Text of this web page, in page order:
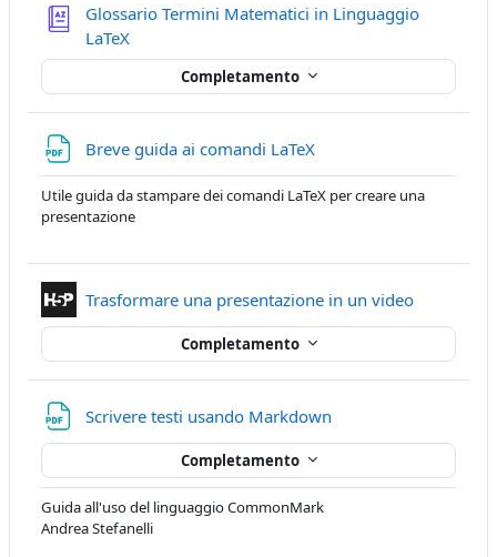
Glossario Termini Matematici in Linguaggio
LaTeX
Completamento
Breve guida ai comandi LaTeX
Utile guida da stampare dei comandi LaTeX per creare una
presentazione
Trasformare una presentazione in un video
Completamento
Scrivere testi usando Markdown
Completamento
Guida all'uso del linguaggio CommonMark
Andrea Stefanelli